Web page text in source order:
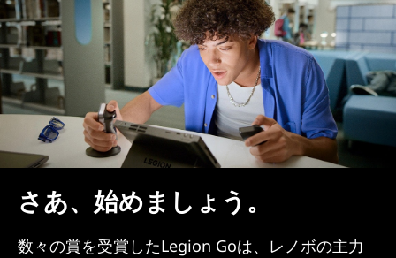
さあ、始めましょう。
数々の賞を受賞したLegion Goは、レノボの主力